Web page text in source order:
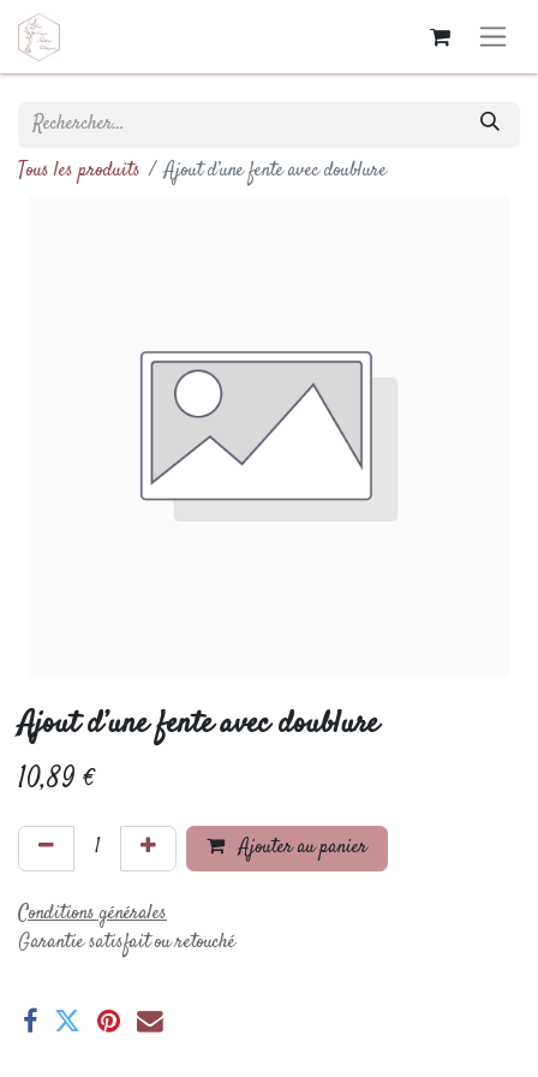
Tous les produits Ajout d’une fente avec doublure
Ajout d’une fente avec doublure
10,89€
Ajouter au panier
Conditions générales
Garantie satisfait ou retouché